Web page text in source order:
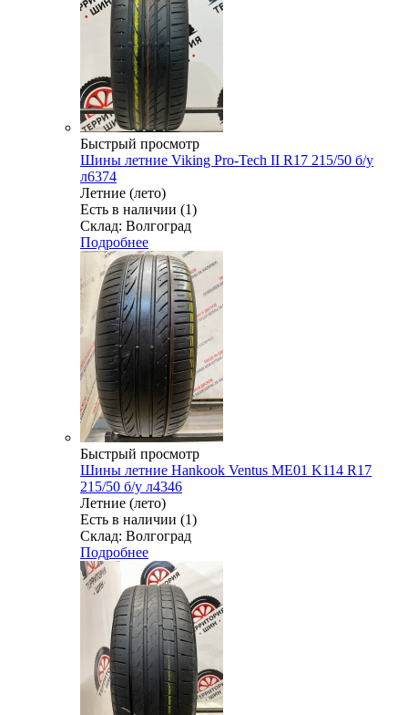
Быстрый просмотр
Шины летние Viking Pro-Tech II R17 215/50 б/у
л6374
Летние (лето)
Есть в наличии (1)
Склад: Волгоград
Подробнее
Быстрый просмотр
Шины летние Hankook Ventus ME01 K114 R17
215/50 б/у л4346
Летние (лето)
Есть в наличии (1)
Склад: Волгоград
Подробнее